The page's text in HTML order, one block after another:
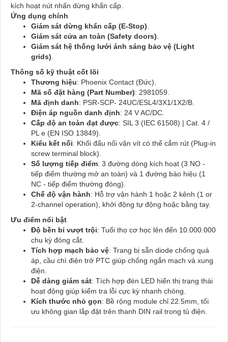
kích hoạt nút nhấn dừng khẩn cấp.
Ứng dụng chính
Giám sát dừng khẩn cấp (E-Stop)
Giám sát cửa an toàn (Safety doors)
Giám sát hệ thống lưới ánh sáng bảo vệ (Light
grids)
Thông số kỹ thuật cốt lõi
Thương hiệu: Phoenix Contact (Đức).
Mã số đặt hàng (Part Number): 2981059
Mã định danh: PSR-SCP- 24UC/ESL4/3X1/1X2/B
Điện áp nguồn danh định: 24 V AC/DC.
Cấp độ an toàn đạt được: SIL 3 (IEC 61508) | Cat. 4 /
PL e (EN ISO 13849).
Kiểu kết nối: Khối đấu nối vặn vít có thể cắm rút (Plug-in
screw terminal block).
Số lượng tiếp điểm: 3 đường dòng kích hoạt (3 NO -
tiếp điểm thường mở an toàn) và 1 đường báo hiệu (1
NC - tiếp điểm thường đóng).
Chế độ vận hành: Hỗ trợ vận hành 1 hoặc 2 kênh (1 or
2-channel operation), khởi động tự động hoặc bằng tay.
Ưu điểm nổi bật
Độ bền bỉ vượt trội: Tuổi thọ cơ học lên đến 10.000.000
chu kỳ đóng cắt.
Tích hợp mạch bảo vệ: Trang bị sẵn diode chống quá
áp, cầu chì điện trở PTC giúp chống ngắn mạch và xung
điện.
Dễ dàng giám sát: Tích hợp đèn LED hiển thị trạng thái
hoạt động giúp kiểm tra lỗi cực kỳ nhanh chóng.
Kích thước nhỏ gọn: Bề rộng module chỉ 22.5mm, tối
ưu không gian lắp đặt trên thanh DIN rail trong tủ điện.